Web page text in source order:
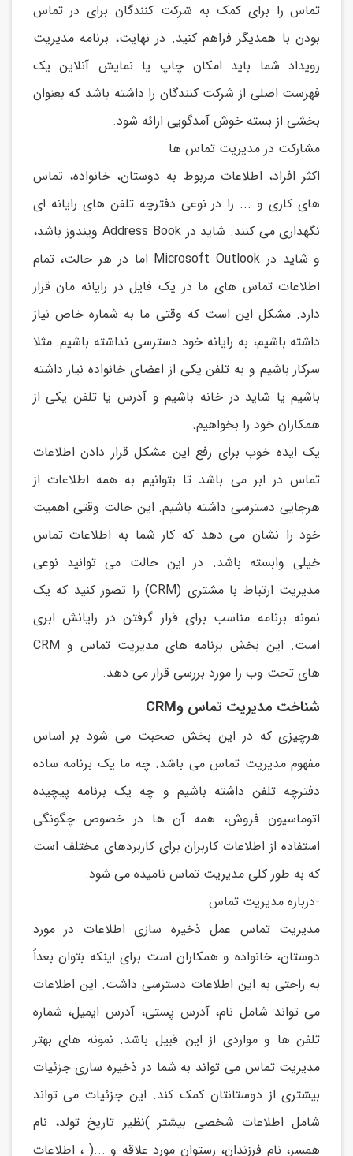
تماس را برای کمک به شرکت کنندگان برای در تماس
بودن با همديگر فراهم کنید. در نهايت، برنامه مديريت
رويداد شما بايد امکان چاپ يا نمايش آنلاين يک
فهرست اصلی از شرکت کنندگان را داشته باشد که بعنوان
بخشی از بسته خوش آمدگويی ارائه شود.
مشارکت در مدیریت تماس ها
اکثر افراد، اطلاعات مربوط به دوستان، خانواده، تماس
های کاری و ... را در نوعی دفترچه تلفن های رايانه ای
نگهداری می کنند. شايد در Address Book ويندوز باشد،
و شايد در Microsoft Outlook اما در هر حالت، تمام
اطلاعات تماس های ما در يک فايل در رايانه مان قرار
دارد. مشکل اين است که وقتی ما به شماره خاص نیاز
داشته باشیم، به رايانه خود دسترسی نداشته باشیم. مثلا
سرکار باشیم و به تلفن يکی از اعضای خانواده نیاز داشته
باشیم يا شايد در خانه باشیم و آدرس يا تلفن يکی از
همکاران خود را بخواهیم.
يک ايده خوب برای رفع اين مشکل قرار دادن اطلاعات
تماس در ابر می باشد تا بتوانیم به همه اطلاعات از
هرجايی دسترسی داشته باشیم. اين حالت وقتی اهمیت
خود را نشان می دهد که کار شما به اطلاعات تماس
خیلی وابسته باشد. در اين حالت می توانید نوعی
مديريت ارتباط با مشتری (CRM) را تصور کنید که يک
نمونه برنامه مناسب برای قرار گرفتن در رايانش ابری
است. اين بخش برنامه های مديريت تماس و CRM
های تحت وب را مورد بررسی قرار می دهد.
شناخت مدیریت تماس وCRM
هرچیزی که در اين بخش صحبت می شود بر اساس
مفهوم مديريت تماس می باشد. چه ما يک برنامه ساده
دفترچه تلفن داشته باشیم و چه يک برنامه پیچیده
اتوماسیون فروش، همه آن ها در خصوص چگونگی
استفاده از اطلاعات کاربران برای کاربردهای مختلف است
که به طور کلی مديريت تماس نامیده می شود.
-درباره مدیریت تماس
مديريت تماس عمل ذخیره سازی اطلاعات در مورد
دوستان، خانواده و همکاران است برای اينکه بتوان بعداً
به راحتی به اين اطلاعات دسترسی داشت. اين اطلاعات
می تواند شامل نام، آدرس پستی، آدرس ايمیل، شماره
تلفن ها و مواردی از اين قبیل باشد. نمونه های بهتر
مديريت تماس می تواند به شما در ذخیره سازی جزئیات
بیشتری از دوستانتان کمک کند. اين جزئیات می تواند
شامل اطلاعات شخصی بیشتر )نظیر تاريخ تولد، نام
همسر، نام فرزندان، رستوان مورد علاقه و ...( ، اطلاعات